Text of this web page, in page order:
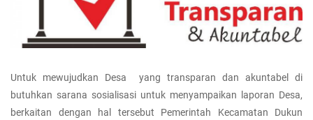
Untuk mewujudkan Desa yang transparan dan akuntabel di
butuhkan sarana sosialisasi untuk menyampaikan laporan Desa,
berkaitan dengan hal tersebut Pemerintah Kecamatan Dukun